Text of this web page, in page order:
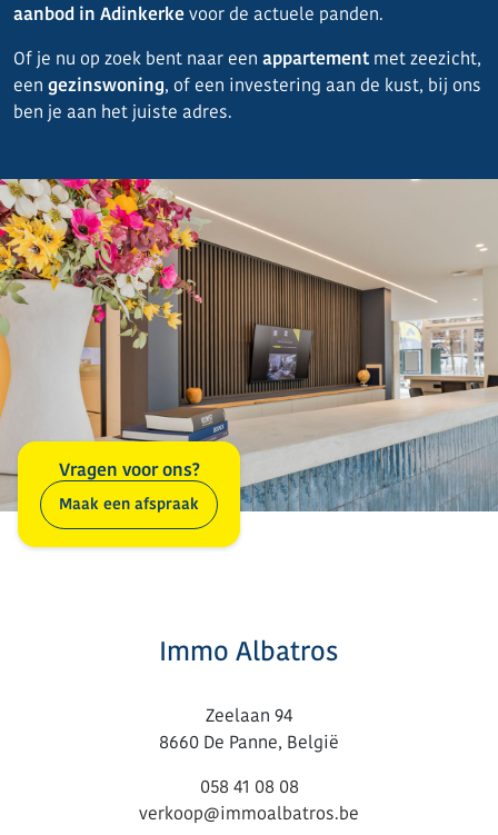
aanbod in Adinkerkevoor de actuele panden.
Of je nu op zoek bent naar een appartement met zeezicht,
een gezinswoning, of een investering aan de kust, bij ons
ben je aan het juiste adres.
Vragen voor ons?
Maak een afspraak
Immo Albatros
Zeelaan 94
8660 De Panne, België
058 41 08 08
verkoop@immoalbatros.be